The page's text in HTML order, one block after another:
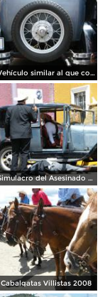
Vehículo similar al que conducía Pancho Villa el día que fue asesinado
Simulacro del Asesinado de Villa
Cabalgatas Villistas 2008